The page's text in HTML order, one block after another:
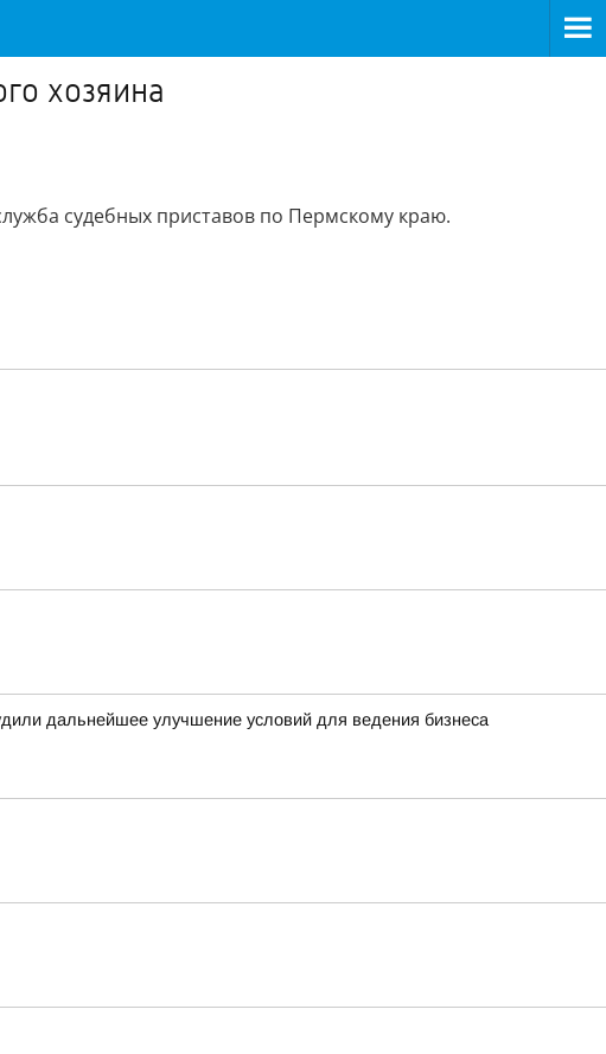
хозяина
судебных приставов по Пермскому краю.
дальнейшее улучшение условий для ведения бизнеса